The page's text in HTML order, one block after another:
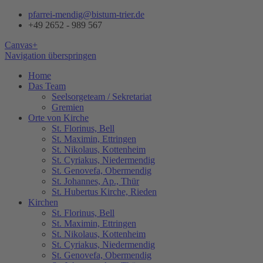
pfarrei-mendig@bistum-trier.de
+49 2652 - 989 567
Canvas+
Navigation überspringen
Home
Das Team
Seelsorgeteam / Sekretariat
Gremien
Orte von Kirche
St. Florinus, Bell
St. Maximin, Ettringen
St. Nikolaus, Kottenheim
St. Cyriakus, Niedermendig
St. Genovefa, Obermendig
St. Johannes, Ap., Thür
St. Hubertus Kirche, Rieden
Kirchen
St. Florinus, Bell
St. Maximin, Ettringen
St. Nikolaus, Kottenheim
St. Cyriakus, Niedermendig
St. Genovefa, Obermendig